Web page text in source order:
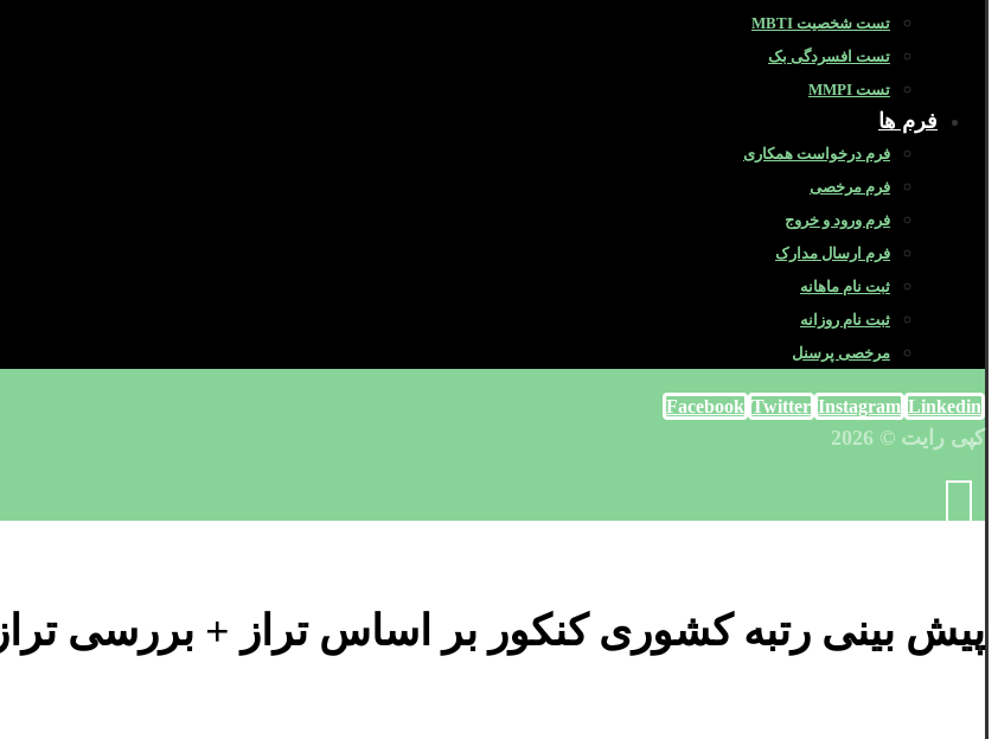
تست شخصیت MBTI
تست افسردگی بک
تست MMPI
فرم ها
فرم درخواست همکاری
فرم مرخصی
فرم ورود و خروج
فرم ارسال مدارک
ثبت نام ماهانه
ثبت نام روزانه
مرخصی پرسنل
Facebook Twitter Instagram Linkedin
کپی رایت © 2026
پیش بینی رتبه کشوری کنکور بر اساس تراز + بررسی تراز 3 رشته نظری